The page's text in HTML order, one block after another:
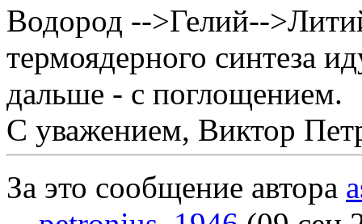
Водород -->Гелий--
термоядерного синтеза
дальше - с поглощением.
С уважением, Виктор
За это сообщение автора